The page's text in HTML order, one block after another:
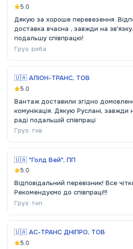
5.0
Дякую за хороше перевезення
доставка вчасна , завжди на
подальшу співпрацю!
Груз: риба
🇺🇦 АЛІОН-ТРАНС, ТОВ
5.0
Вантаж доставили згідно
комунікація. Дякую Руслані, завжди
раді подальшій співпраці
Груз: тнв
🇺🇦 "Голд Вей", ПП
5.0
Відповідальний перевізник! Все
Рекомендуємо до співпраці!!!
Груз: тнп
🇺🇦 АС-ТРАНС ДНІПРО, ТОВ
5.0